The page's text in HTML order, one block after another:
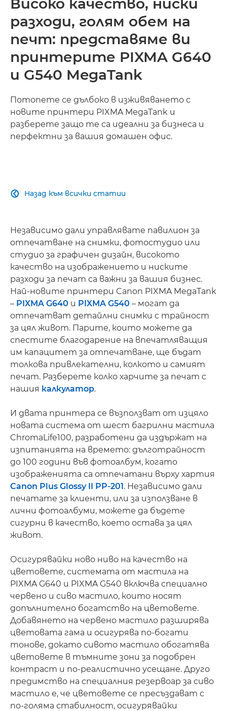
Високо качество, ниски
разходи, голям обем на
печт: представяме ви
принтерите PIXMA G640
и G540 MegaTank
Потопете се дълбоко в изживяването с
новите принтери PIXMA MegaTank и
разберете защо те са идеални за бизнеса и
перфектни за вашия домашен офис.
Назад към всички статии

Независимо дали управлявате павилион за
отпечатване на снимки, фотостудио или
студио за графичен дизайн, високото
качество на изображението и ниските
разходи за печат са важни за вашия бизнес.
Най-новите принтери Canon PIXMA MegaTank
– PIXMA G640 и PIXMA G540 – могат да
отпечатват детайлни снимки с трайност
за цял живот. Парите, които можете да
спестите благодарение на впечатляващия
им капацитет за отпечатване, ще бъдат
толкова привлекателни, колкото и самият
печат. Разберете колко харчите за печат с
нашия калкулатор.
И двата принтера се възползват от изцяло
новата система от шест багрилни мастила
ChromaLife100, разработени да издържат на
изпитанията на времето: дълготрайност
до 100 години във фотоалбум, когато
изображенията са отпечатани върху хартия
Canon Plus Glossy II PP-201. Независимо дали
печатате за клиенти, или за използване в
лични фотоалбуми, можете да бъдете
сигурни в качество, което остава за цял
живот.
Осигурявайки ново ниво на качество на
цветовете, системата от мастила на
PIXMA G640 и PIXMA G540 включва специално
червено и сиво мастило, които носят
допълнително богатство на цветовете.
Добавянето на червено мастило разширява
цветовата гама и осигурява по-богати
тонове, докато сивото мастило обогатява
цветовете в тъмните зони за подобрен
контраст и по-реалистично усещане. Друго
предимство на специалния резервоар за сиво
мастило е, че цветовете се пресъздават с
по-голяма стабилност, осигурявайки